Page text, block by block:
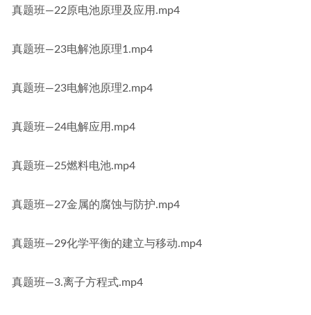
真题班—22原电池原理及应用.mp4
真题班—23电解池原理1.mp4
真题班—23电解池原理2.mp4
真题班—24电解应用.mp4
真题班—25燃料电池.mp4
真题班—27金属的腐蚀与防护.mp4
真题班—29化学平衡的建立与移动.mp4
真题班—3.离子方程式.mp4